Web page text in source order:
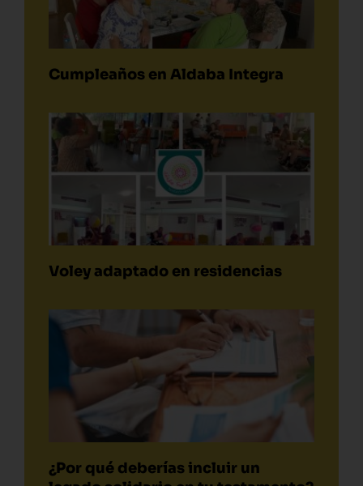
Cumpleaños en Aldaba Integra
Voley adaptado en residencias
¿Por qué deberías incluir un